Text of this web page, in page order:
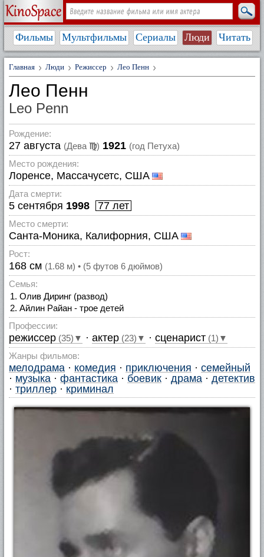
Фильмы Мультфильмы Сериалы Люди Читать
Главная Люди Режиссер Лео Пенн
Лео Пенн
Leo Penn
Рождение:
27 августа (Дева ♍) 1921 (год Петуха)
Место рождения:
Лоренсе, Массачусетс, США
Дата смерти:
5 сентября 1998 77 лет
Место смерти:
Санта-Моника, Калифорния, США
Рост:
168 см (1.68 м) • (5 футов 6 дюймов)
Семья:
Олив Диринг (развод)
Айлин Райан - трое детей
Профессии:
режиссер (35)▼ · актер (23)▼ · сценарист (1)▼
Жанры фильмов:
мелодрама · комедия · приключения · семейный
· музыка · фантастика · боевик · драма · детектив
· триллер · криминал